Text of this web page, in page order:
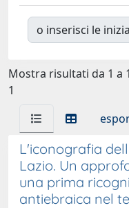
o inserisci le
Mostra risultati da 1 a
1
L'iconografia
Lazio. Un
una prima
antiebraica nel